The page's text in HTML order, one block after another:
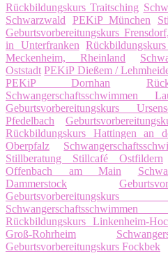
Rückbildungskurs Traitsching
Schwarzwald
PEKiP München
Geburtsvorbereitungskurs
in Unterfranken
Meckenheim, Rheinland
Oststadt PEKiP Dießem /
PEKiP Dornhan
Schwangerschaftsschwimmen
Geburtsvorbereitungskurs
Pfedelbach
Rückbildungskurs Hattingen an
Oberpfalz
Stillberatung Stillcafé Ostfildern
Offenbach am Main
Dammerstock
Rückbildungskurs Linkenheim-
Groß-Rohrheim
Geburtsvorbereitungskurs Fockbek